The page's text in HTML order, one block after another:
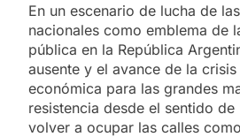
En un escenario de lucha de
nacionales como emblema de
pública en la República
ausente y el avance de la
económica para las grandes
resistencia desde el sentido de
volver a ocupar las calles